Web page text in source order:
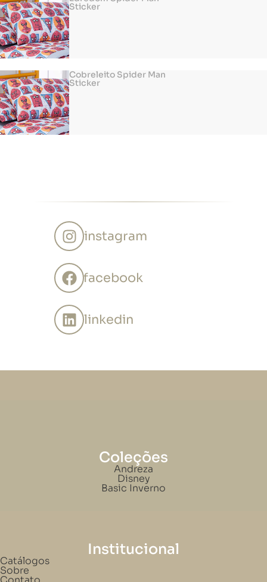
Sticker
Cobreleito Spider Man
Sticker
instagram
facebook
linkedin
Coleções
Andreza
Disney
Basic Inverno
Institucional
Catálogos
Sobre